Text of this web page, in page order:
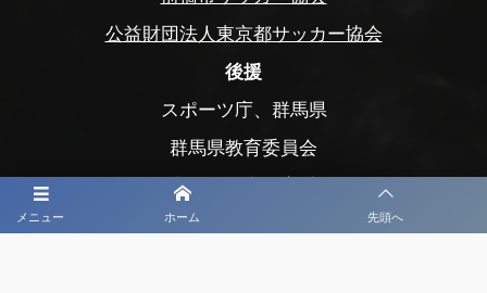
メニュー ホーム 先頭へ
公益財団法人東京都サッカー協会
後援
スポーツ庁、群馬県
群馬県教育委員会
前橋市、前橋市教育委員会
玉村町、玉村町教育委員会